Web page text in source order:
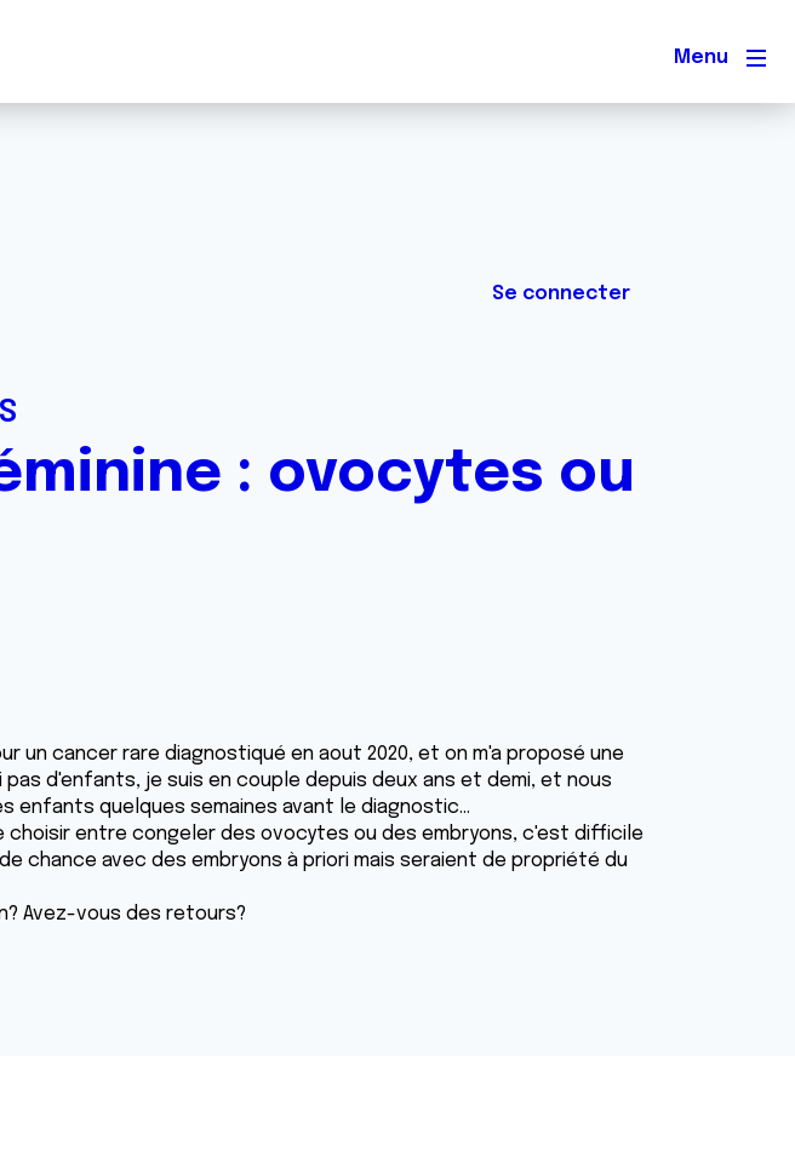
Menu
Se connecter
: ovocytes ou
un cancer rare diagnostiqué en aout 2020, et on m'a proposé une
d'enfants, je suis en couple depuis deux ans et demi, et nous
enfants quelques semaines avant le diagnostic...
choisir entre congeler des ovocytes ou des embryons, c'est difficile
chance avec des embryons à priori mais seraient de propriété du
Avez-vous des retours?